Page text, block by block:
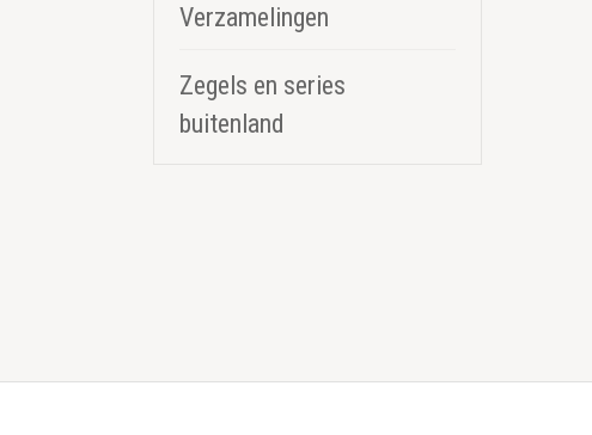
Verzamelingen
Zegels en series
buitenland